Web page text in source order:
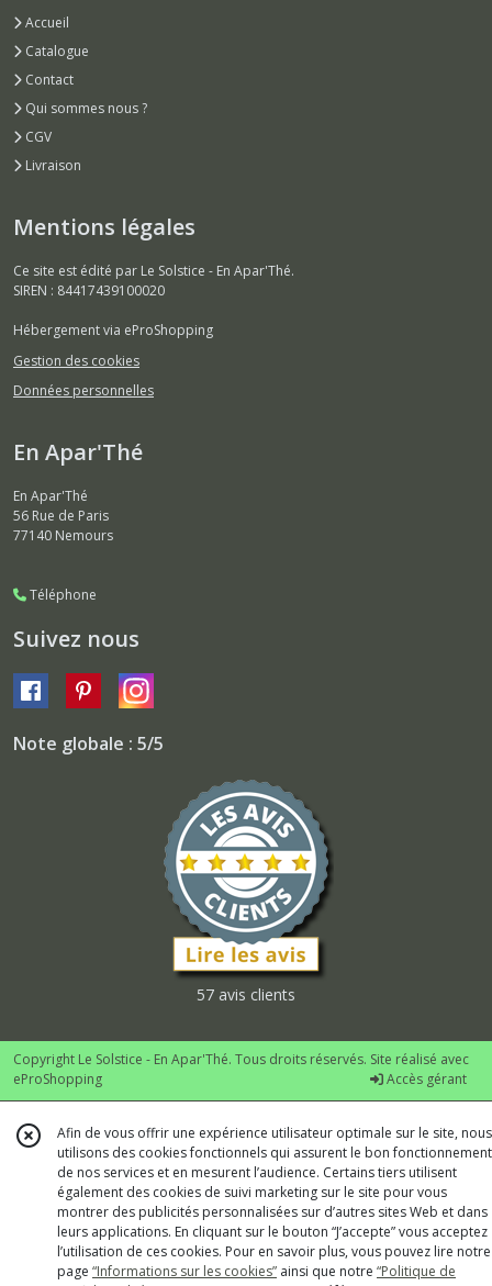
Accueil
Catalogue
Contact
Qui sommes nous ?
CGV
Livraison
Mentions légales
Ce site est édité par Le Solstice - En Apar'Thé.
SIREN : 84417439100020
Hébergement via eProShopping
Gestion des cookies
Données personnelles
En Apar'Thé
En Apar'Thé
56 Rue de Paris
77140 Nemours
Téléphone
Suivez nous
Note globale : 5/5
57 avis clients
Copyright Le Solstice - En Apar'Thé. Tous droits réservés. Site réalisé avec
eProShopping
Accès gérant
Afin de vous offrir une expérience utilisateur optimale sur le site, nous
utilisons des cookies fonctionnels qui assurent le bon fonctionnement
de nos services et en mesurent l’audience. Certains tiers utilisent
également des cookies de suivi marketing sur le site pour vous
montrer des publicités personnalisées sur d’autres sites Web et dans
leurs applications. En cliquant sur le bouton “J’accepte” vous acceptez
l’utilisation de ces cookies. Pour en savoir plus, vous pouvez lire notre
page “Informations sur les cookies” ainsi que notre “Politique de